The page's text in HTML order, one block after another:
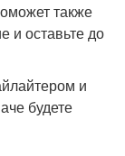
также
и оставьте до
и
будете